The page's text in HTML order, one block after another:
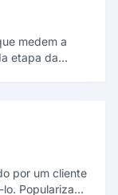
medem a
etapa da
por um cliente
Popularizada